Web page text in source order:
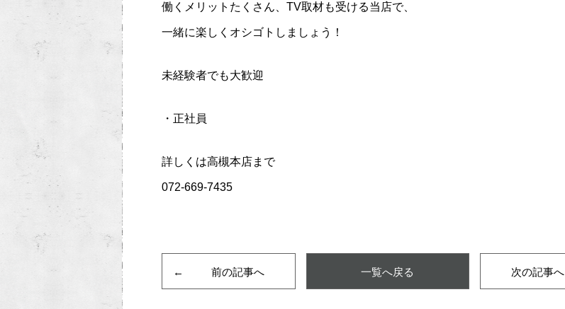
働くメリットたくさん、TV取材も受ける当店で、
一緒に楽しくオシゴトしましょう！
未経験者でも大歓迎
・正社員
詳しくは高槻本店まで
072-669-7435
前の記事へ 一覧へ戻る 次の記事へ